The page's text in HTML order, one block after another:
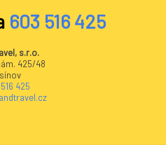
603 516 425
s.r.o.
425/48
425